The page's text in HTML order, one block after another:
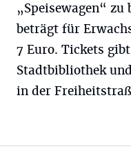
„Speisewagen“
beträgt für
7 Euro. Tickets
Stadtbibliothek
in der